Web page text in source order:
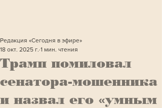
Трамп помиловал
сенатора-мошенника
и назвал его «умным
Редакция «Сегодня в эфире»
18 окт. 2025 г. 1 мин. чтения